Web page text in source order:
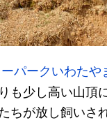
パークいわたや
も少し高い山頂
ちが放し飼いさ